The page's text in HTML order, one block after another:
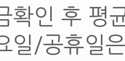
확인 후 평
일/공휴일